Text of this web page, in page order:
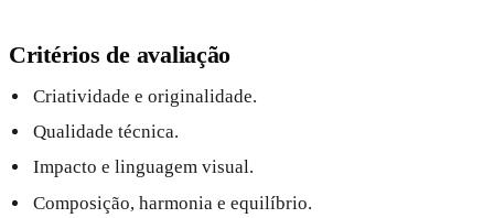
Critérios de avaliação
Criatividade e originalidade.
Qualidade técnica.
Impacto e linguagem visual.
Composição, harmonia e equilíbrio.